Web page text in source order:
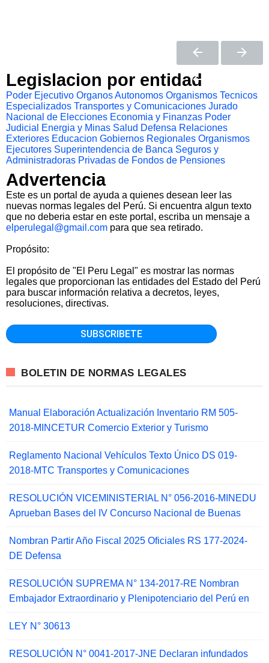
Legislacion por entidad
Poder Ejecutivo Organos Autonomos Organismos Tecnicos
Especializados Transportes y Comunicaciones Jurado
Nacional de Elecciones Economia y Finanzas Poder
Judicial
Energia y Minas Salud Defensa Relaciones
Exteriores Educacion Gobiernos Regionales Organismos
Ejecutores Superintendencia de Banca Seguros y
Administradoras Privadas de Fondos de Pensiones
Advertencia
Este es un portal de ayuda a quienes desean leer las
nuevas normas legales del Perú. Si encuentra algun texto
que no deberia estar en este portal, escriba un mensaje a
elperulegal@gmail.com para que sea retirado.
Propósito:
El propósito de "El Peru Legal" es mostrar las normas
legales que proporcionan las entidades del Estado del Perú
para buscar información relativa a decretos, leyes,
resoluciones, directivas.
BOLETIN DE NORMAS LEGALES
Manual Elaboración Actualización Inventario RM 505-
2018-MINCETUR Comercio Exterior y Turismo
Reglamento Nacional Vehículos Texto Único DS 019-
2018-MTC Transportes y Comunicaciones
RESOLUCIÓN VICEMINISTERIAL N° 056-2016-MINEDU
Aprueban Bases del IV Concurso Nacional de Buenas
Nombran Partir Año Fiscal 2025 Oficiales RS 177-2024-
DE Defensa
RESOLUCIÓN SUPREMA N° 134-2017-RE Nombran
Embajador Extraordinario y Plenipotenciario del Perú en
LEY N° 30613
RESOLUCIÓN N° 0041-2017-JNE Declaran infundados